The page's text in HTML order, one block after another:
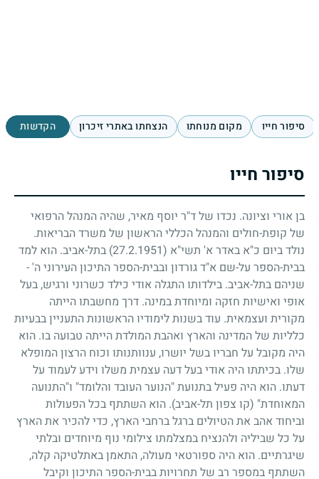
סיפור חייו מקום מנוחתו הנצחתו באתרי זיכרון הקדשות
סיפור חייו
בן אורי וציונה. נכדו של ד"ר יוסף מאיר, שהיה המנהל הרפואי
של קופת-חולים והמנהל הכללי הראשון של משרד הבריאות.
נולד ביום כ"א באדר א' תשי"א (27.2.1951)
בתל-אביב. הוא למד
בבית-הספר על-שם א"ד גורדון ובבית-הספר התיכון העירוני ה' -
שניהם בתל-אביב. בילדותו התגלה אודי כילד כשרוני ורגיש, בעל
אופי ואישיות חזקה ומיוחדת במינה. דרך מחשבתו הייתה
מקורית ועצמאית. עוד בשנות לימודיו הראשונות התעניין בבעיות
כלליות של המדינה והארץ ואהבת המולדת הייתה טבועה בו. הוא
היה מקובל על חבריו בשל יושרו, ענוותנותו וכוח הרצון המופלא
שלו. בכיתתו היה אודי בעל דעה עצמית משלו וידע לעמוד על
דעתו. הוא היה פעיל בתנועת "הנוער העובד והלומד" ו"התנועה
המאוחדת" (קו צפון תל-אביב). הוא השתתף בכל הפעולות
וביחוד אהב את הטיולים ברגל ברחבי הארץ, כדי להכיר את הארץ
על כל שביליה ולהנציח במצלמתו צילומי נוף מיוחדים ובלתי
שיגרתיים. הוא היה ספורטאי מעולה, התאמן באתלטיקה קלה,
השתתף במספר רב של תחרויות בבית-הספר התיכון וקיבל